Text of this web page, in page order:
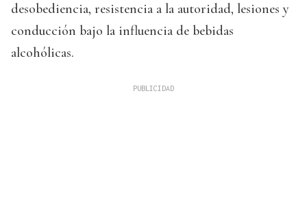
desobediencia, resistencia a la autoridad, lesiones y
conducción bajo la influencia de bebidas
alcohólicas.